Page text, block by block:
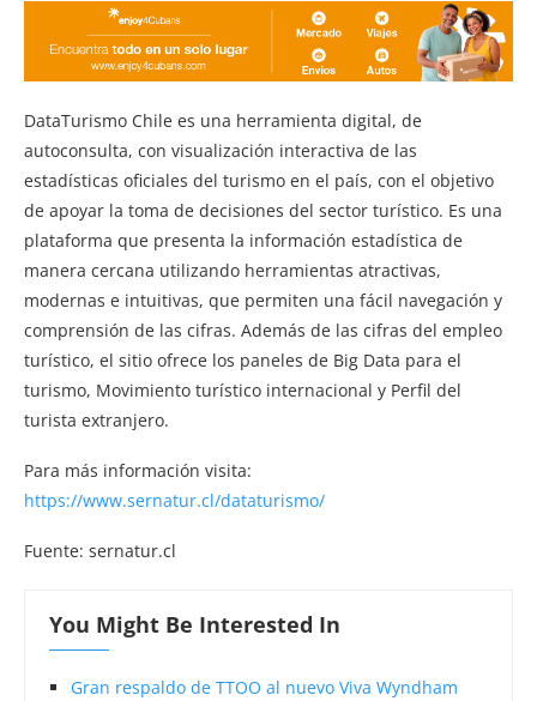
DataTurismo Chile es una herramienta digital, de
autoconsulta, con visualización interactiva de las
estadísticas oficiales del turismo en el país, con el objetivo
de apoyar la toma de decisiones del sector turístico. Es una
plataforma que presenta la información estadística de
manera cercana utilizando herramientas atractivas,
modernas e intuitivas, que permiten una fácil navegación y
comprensión de las cifras. Además de las cifras del empleo
turístico, el sitio ofrece los paneles de Big Data para el
turismo, Movimiento turístico internacional y Perfil del
turista extranjero.
Para más información visita:
https://www.sernatur.cl/dataturismo/
Fuente: sernatur.cl
You Might Be Interested In
Gran respaldo de TTOO al nuevo Viva Wyndham